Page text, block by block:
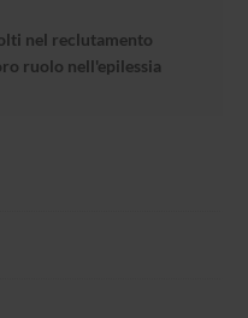
nel reclutamento
ruolo nell'epilessia